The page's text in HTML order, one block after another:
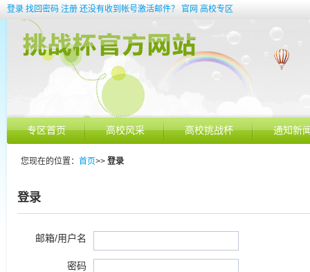
登录 找回密码 注册 还没有收到帐号激活邮件？ 官网 高校专区
专区首页 高校风采 高校挑战杯 通知新
您现在的位置： 首页>> 登录
登录
邮箱/用户名
密码